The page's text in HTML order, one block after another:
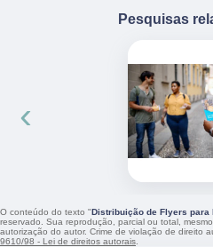
Pesquisas
‹
O conteúdo do texto "Distribuição de Flyers para
reservado. Sua reprodução, parcial ou total,
autorização do autor. Crime de violação de direito
9610/98 - Lei de direitos autorais